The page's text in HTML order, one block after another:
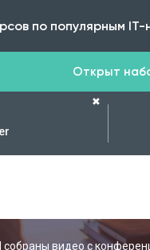
по популярным
Открыт
✖
собраны видео с